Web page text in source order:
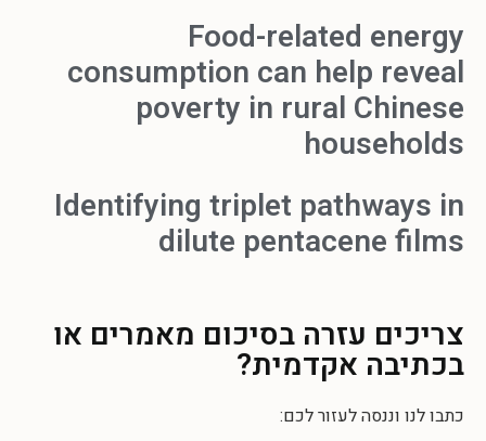
Food-related energy
consumption can help reveal
poverty in rural Chinese
households
Identifying triplet pathways in
dilute pentacene films
צריכים עזרה בסיכום מאמרים או
בכתיבה אקדמית?
כתבו לנו וננסה לעזור לכם: